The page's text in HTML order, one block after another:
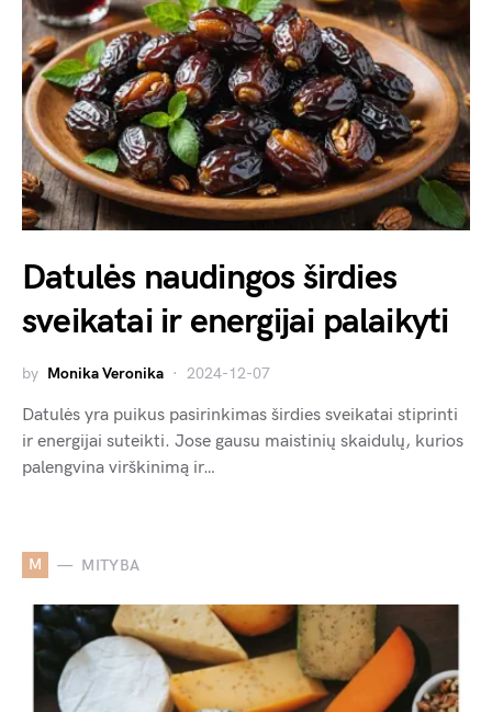
Datulės naudingos širdies
sveikatai ir energijai palaikyti
by Monika Veronika 2024-12-07
Datulės yra puikus pasirinkimas širdies sveikatai stiprinti
ir energijai suteikti. Jose gausu maistinių skaidulų, kurios
palengvina virškinimą ir…
M MITYBA